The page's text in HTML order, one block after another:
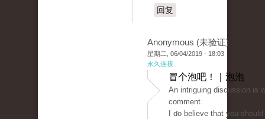
回复
Anonymous (未验证)
星期二, 06/04/2019 - 18:03
永久连接
冒个泡吧！ | 泡泡
An intriguing discussion іѕ
сomment.
I ɗo believe that you should